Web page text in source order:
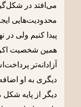
می‌افتد در
محدودیت‌هایی
پیدا کنیم ولی در
همین شخصیت
آزادانه‌تر
دیگری به او
دیگر از پایه